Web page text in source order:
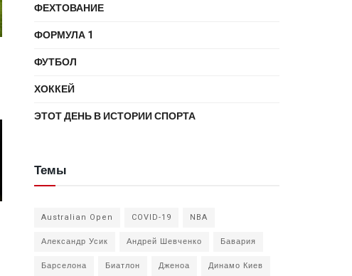
ФЕХТОВАНИЕ
ФОРМУЛА 1
ФУТБОЛ
ХОККЕЙ
ЭТОТ ДЕНЬ В ИСТОРИИ СПОРТА
Темы
Australian Open COVID-19
NBA
Александр Усик
Андрей Шевченко
Бавария
Барселона
Биатлон Дженоа
Динамо Киев